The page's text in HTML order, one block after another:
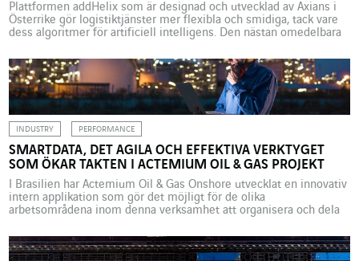
Plattformen addHelix som är designad och utvecklad av Axians i
Österrike gör logistiktjänster mer flexibla och smidiga, tack vare
dess algoritmer för artificiell intelligens. Den nästan omedelbara
bidrar till påskyndandet av immateriella och materiella utbyten.
Att kunna följa alla förändringar i realtid påverkar särskilt
transporten […]
INDUSTRY PERFORMANCE
SMARTDATA, DET AGILA OCH EFFEKTIVA VERKTYGET
SOM ÖKAR TAKTEN I ACTEMIUM OIL & GAS PROJEKT
I Brasilien har Actemium Oil & Gas Onshore utvecklat en innovativ
intern applikation som gör det möjligt för de olika
arbetsområdena inom denna verksamhet att organisera och dela
hanteringen av alla industriprojekt. Men om de hanteras dåligt
och integreras dåligt kan de få motorn att […]